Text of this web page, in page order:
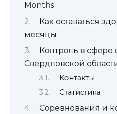
Months
Как оставаться
месяцы
Контроль в сфере
Свердловской
Контакты
Статистика
Соревнования и